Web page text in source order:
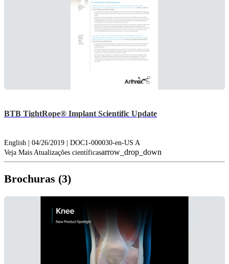
BTB TightRope® Implant Scientific Update
English | 04/26/2019 | DOC1-000030-en-US A
Veja Mais Atualizações científicasarrow_drop_down
Brochuras (3)